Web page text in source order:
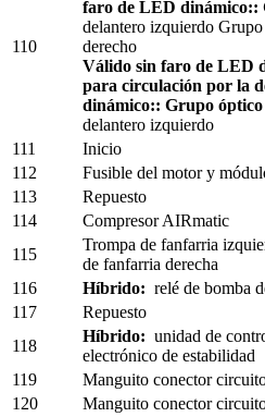
110
faro de LED dinámico::
delantero izquierdo
derecho
Válido sin faro de LED
para circulación por la
dinámico:: Grupo óptico
delantero izquierdo
111 Inicio
112
Fusible del motor y
113
Repuesto
114
Compresor AIRmatic
115
Trompa de fanfarria
de fanfarria derecha
116
Híbrido: relé de bomba
117
Repuesto
118
Híbrido: unidad de
electrónico de estabilidad
119
Manguito conector
120
Manguito conector